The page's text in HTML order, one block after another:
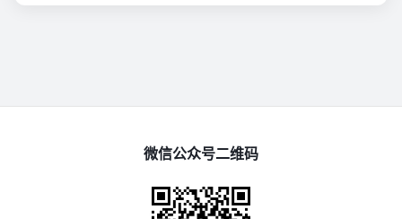
微信公众号二维码